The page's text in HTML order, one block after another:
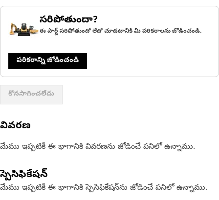
సరిపోతుందా?
ఈ పార్ట్ సరిపోతుందో లేదో చూడటానికి మీ పరికరాలను జోడించండి.
పరికరాన్ని జోడించండి
కొనసాగించలేదు
వివరణ
మేము ఇప్పటికీ ఈ భాగానికి వివరణను జోడించే పనిలో ఉన్నాము.
స్పెసిఫికేషన్
మేము ఇప్పటికీ ఈ భాగానికి స్పెసిఫికేషన్‌ను జోడించే పనిలో ఉన్నాము.